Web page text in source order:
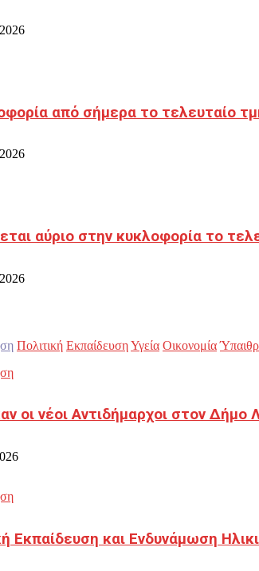
από σήμερα το τελευταίο
αύριο στην κυκλοφορία το
Πολιτική ΕκπαίδευσηΥγεία Οικονομία
οι νέοι Αντιδήμαρχοι στον Δήμο
Εκπαίδευση και Ενδυνάμωση